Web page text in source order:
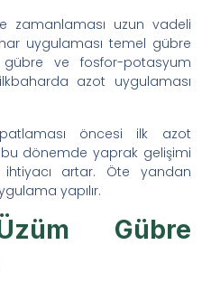
zamanlaması uzun vadeli
uygulaması temel gübre
ve fosfor-potasyum
azot uygulaması
öncesi ilk azot
bu dönemde yaprak gelişimi
ihtiyacı artar. Öte yandan
yapılır.
Gübre